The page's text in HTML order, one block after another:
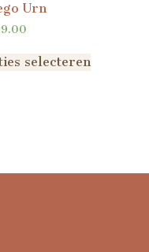
Urn
selecteren